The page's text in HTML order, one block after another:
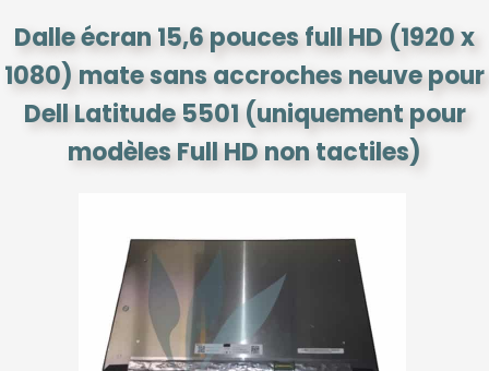
Dalle écran 15,6 pouces full HD (1920 x
1080) mate sans accroches neuve pour
Dell Latitude 5501 (uniquement pour
modèles Full HD non tactiles)